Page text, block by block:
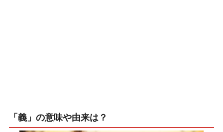
「義」の意味や由来は？